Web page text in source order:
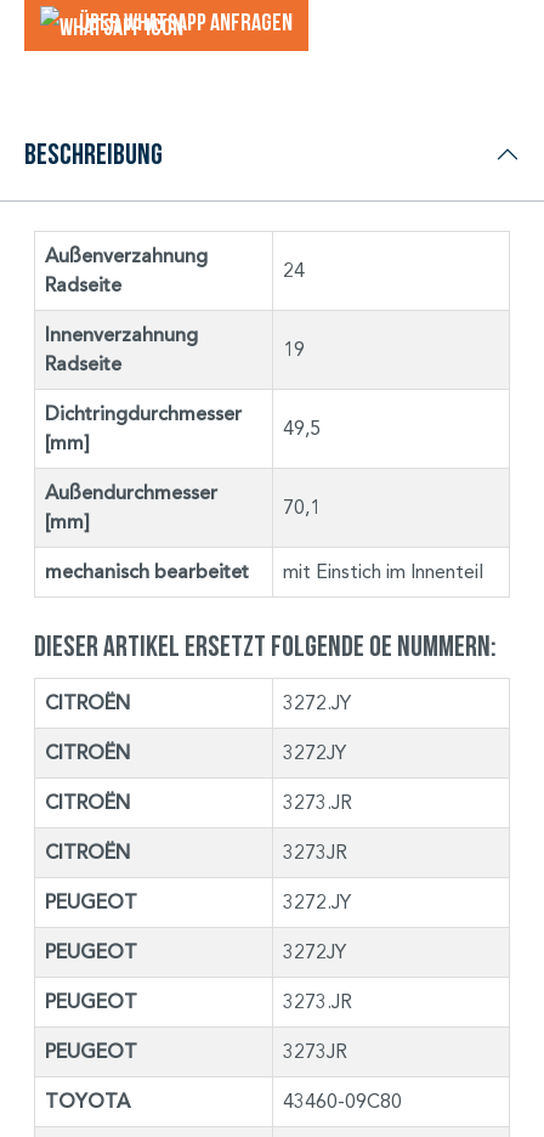
Über WhatsApp anfragеn
Beschreibung
Außenverzahnung
Radseite
24
Innenverzahnung
Radseite
19
Dichtringdurchmesser
[mm]
49,5
Außendurchmesser
[mm]
70,1
mechanisch bearbeitet mit Einstich im Innenteil
Dieser Artikel ersetzt folgende OE Nummern:
CITROËN 3272.JY
CITROËN 3272JY
CITROËN 3273.JR
CITROËN 3273JR
PEUGEOT 3272.JY
PEUGEOT 3272JY
PEUGEOT 3273.JR
PEUGEOT 3273JR
TOYOTA 43460-09C80